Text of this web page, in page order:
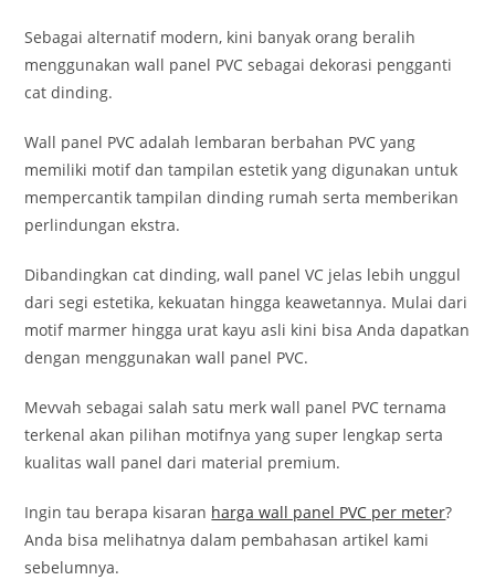
Sebagai alternatif modern, kini banyak orang beralih
menggunakan wall panel PVC sebagai dekorasi pengganti
cat dinding.
Wall panel PVC adalah lembaran berbahan PVC yang
memiliki motif dan tampilan estetik yang digunakan untuk
mempercantik tampilan dinding rumah serta memberikan
perlindungan ekstra.
Dibandingkan cat dinding, wall panel VC jelas lebih unggul
dari segi estetika, kekuatan hingga keawetannya. Mulai dari
motif marmer hingga urat kayu asli kini bisa Anda dapatkan
dengan menggunakan wall panel PVC.
Mevvah sebagai salah satu merk wall panel PVC ternama
terkenal akan pilihan motifnya yang super lengkap serta
kualitas wall panel dari material premium.
Ingin tau berapa kisaran harga wall panel PVC per meter?
Anda bisa melihatnya dalam pembahasan artikel kami
sebelumnya.